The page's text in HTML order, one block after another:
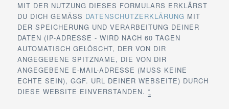
MIT DER NUTZUNG DIESES FORMULARS ERKLÄRST
DU DICH GEMÄSS DATENSCHUTZERKLÄRUNG MIT
DER SPEICHERUNG UND VERARBEITUNG DEINER
DATEN (IP-ADRESSE - WIRD NACH 60 TAGEN
AUTOMATISCH GELÖSCHT, DER VON DIR
ANGEGEBENE SPITZNAME, DIE VON DIR
ANGEGEBENE E-MAIL-ADRESSE (MUSS KEINE
ECHTE SEIN), GGF. URL DEINER WEBSEITE) DURCH
DIESE WEBSITE EINVERSTANDEN.*